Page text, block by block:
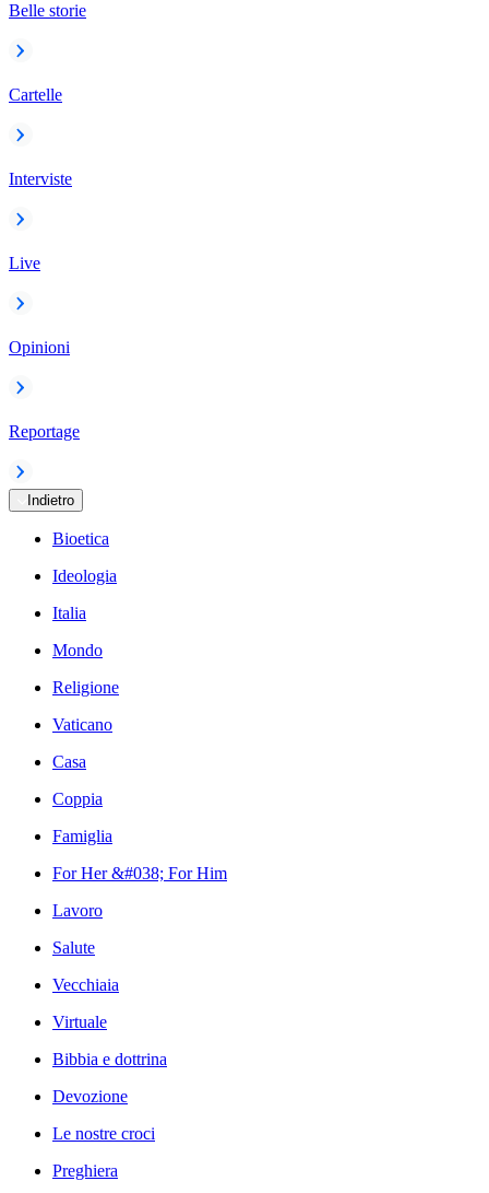
Belle storie
Cartelle
Interviste
Live
Opinioni
Reportage
Indietro
Bioetica
Ideologia
Italia
Mondo
Religione
Vaticano
Casa
Coppia
Famiglia
For Her &#038; For Him
Lavoro
Salute
Vecchiaia
Virtuale
Bibbia e dottrina
Devozione
Le nostre croci
Preghiera